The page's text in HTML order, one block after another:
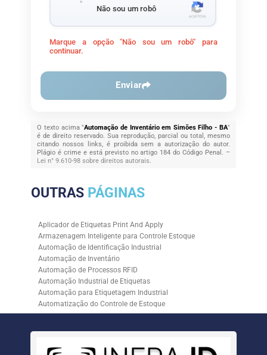
Não sou um robô
Marque a opção "Não sou um robô" para
continuar.
Enviar
O texto acima "Automação de Inventário em Simões Filho - BA"
é de direito reservado. Sua reprodução, parcial ou total, mesmo
citando nossos links, é proibida sem a autorização do autor.
Plágio é crime e está previsto no artigo 184 do Código Penal. –
Lei n° 9.610-98 sobre direitos autorais.
OUTRAS PÁGINAS
Aplicador de Etiquetas Print And Apply
Armazenagem Inteligente para Controle Estoque
Automação de Identificação Industrial
Automação de Inventário
Automação de Processos RFID
Automação Industrial de Etiquetas
Automação para Etiquetagem Industrial
Automatização do Controle de Estoque
Controle de Estoque com RFID
Empresa de Automação para Processos Logísticos